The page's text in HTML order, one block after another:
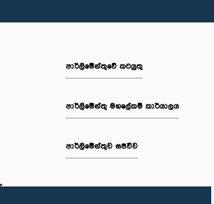
පාර්ලිමේන්තුවේ කටයුතු
පාර්ලිමේන්තු මහලේකම් කාර්යාලය
පාර්ලිමේන්තුව සජීවීව